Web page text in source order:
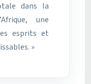
dans la
une
esprits et
»